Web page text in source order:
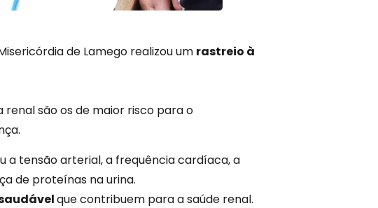
de Lamego realizou um rastreio à
são os de maior risco para o
a tensão arterial, a frequência cardíaca, a
de proteínas na urina.
que contribuem para a saúde renal.